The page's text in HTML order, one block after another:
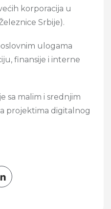
korporacija u
Srbije).
ulogama
finansije i interne
sa malim i srednjim
projektima digitalnog